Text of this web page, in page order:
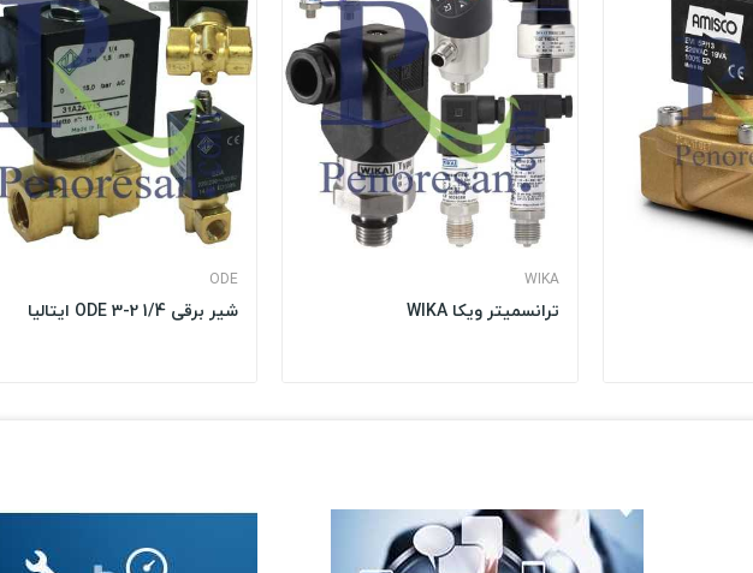
ODE
شیر برقی 1/4 2-3 ODE ایتالیا
WIKA
ترانسمیتر ویکا WIKA